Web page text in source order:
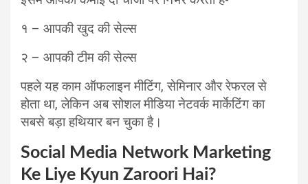
१ – आपकी खुद की सेल्स
२ – आपकी टीम की सेल्स
पहले यह काम ऑफलाइन मीटिंग, सेमिनार और रेफरल से
होता था, लेकिन अब सोशल मीडिया नेटवर्क मार्केटिंग का
सबसे बड़ा हथियार बन चुका है।
Social Media Network Marketing
Ke Liye Kyun Zaroori Hai?